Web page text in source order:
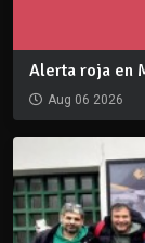
Alerta roja en
Aug 06 2026